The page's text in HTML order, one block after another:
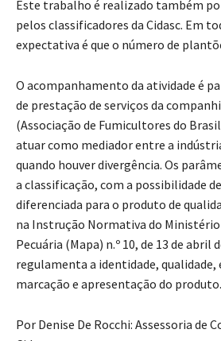
Este trabalho é realizado também
pelos classificadores da Cidasc. Em
expectativa é que o número de
O acompanhamento da atividade é
de prestação de serviços da
(Associação de Fumicultores do
atuar como mediador entre a
quando houver divergência. Os
a classificação, com a possibilidade
diferenciada para o produto de
na Instrução Normativa do
Pecuária (Mapa) n.º 10, de 13 de abril
regulamenta a identidade, qualidade,
marcação e apresentação do produto.
Por Denise De Rocchi: Assessoria de